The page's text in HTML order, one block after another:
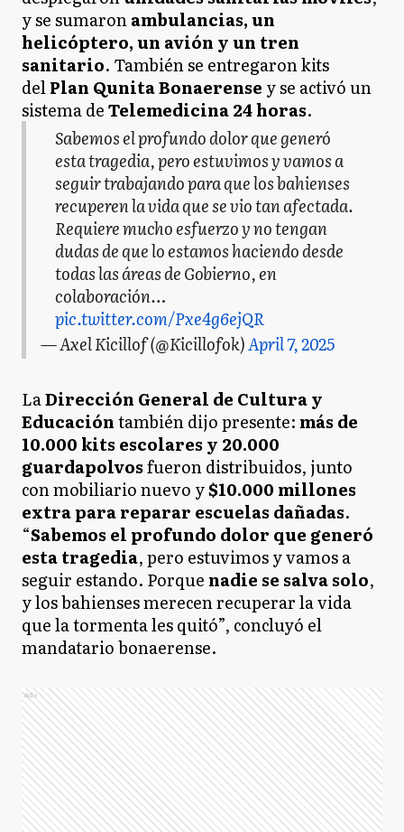
y se sumaronambulancias, un
helicóptero, un avión y un tren
sanitario. También se entregaron kits
delPlan Qunita Bonaerense y se activó un
sistema deTelemedicina 24 horas.
Sabemos el profundo dolor que generó
esta tragedia, pero estuvimos y vamos a
seguir trabajando para que los bahienses
recuperen la vida que se vio tan afectada.
Requiere mucho esfuerzo y no tengan
dudas de que lo estamos haciendo desde
todas las áreas de Gobierno, en
colaboración…
pic.twitter.com/Pxe4g6ejQR
— Axel Kicillof (@Kicillofok)April 7, 2025
LaDirección General de Cultura y
Educacióntambién dijo presente: más de
10.000 kits escolares y 20.000
guardapolvosfueron distribuidos, junto
con mobiliario nuevo y$10.000 millones
extra para reparar escuelas dañadas.
“Sabemos el profundo dolor que generó
esta tragedia, pero estuvimos y vamos a
seguir estando. Porque nadie se salva solo,
y los bahienses merecen recuperar la vida
que la tormenta les quitó”, concluyó el
mandatario bonaerense.
Ads